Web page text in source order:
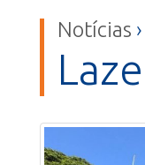
Notícias ›